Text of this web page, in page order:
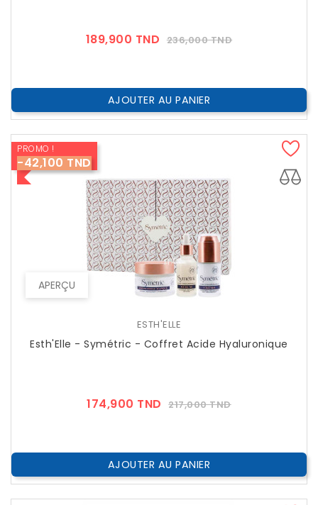
189,900 TND Prix
236,000 TNDPrix
AJOUTER AU PANIER
APERÇU
PROMO !
-42,100 TND
ESTH'ELLE
Esth'Elle - Symétric - Coffret Acide Hyaluronique
174,900 TND Prix
217,000 TNDPrix
AJOUTER AU PANIER